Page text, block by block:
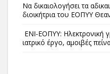
Να δικαιολογήσει τα
διοικήτρια του ΕΟΠΥΥ
ΕΝΙ-ΕΟΠΥΥ: Ηλεκτρονική
ιατρικό έργο, αμοιβές